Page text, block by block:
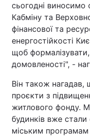
сьогодні виносимо
Кабміну та
фінансової та
енергостійкості
щоб формалізувати,
домовленості", -
Він також нагадав,
проєкти з
житлового фонду.
будинків вже
міським